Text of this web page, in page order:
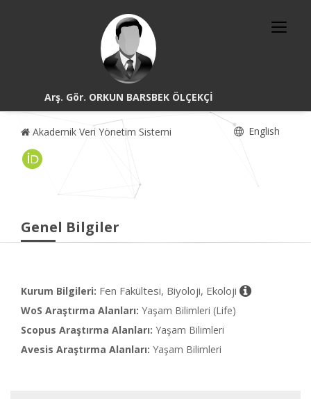
Arş. Gör. ORKUN BARSBEK ÖLÇEKÇİ
Akademik Veri Yönetim Sistemi English
Genel Bilgiler
Kurum Bilgileri: Fen Fakültesi, Biyoloji, Ekoloji
WoS Araştırma Alanları: Yaşam Bilimleri (Life)
Scopus Araştırma Alanları: Yaşam Bilimleri
Avesis Araştırma Alanları: Yaşam Bilimleri